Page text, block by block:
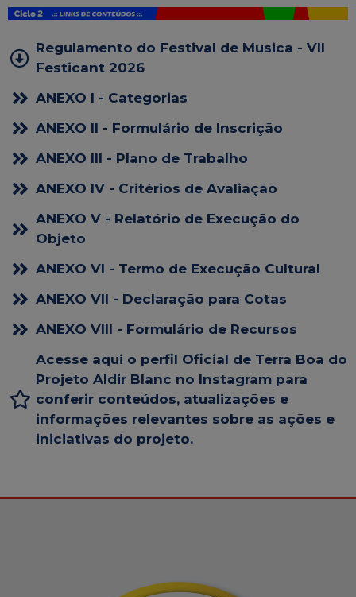
Regulamento do Festival de Musica - VII
Festicant 2026
ANEXO I - Categorias
ANEXO II - Formulário de Inscrição
ANEXO III - Plano de Trabalho
ANEXO IV - Critérios de Avaliação
ANEXO V - Relatório de Execução do
Objeto
ANEXO VI - Termo de Execução Cultural
ANEXO VII - Declaração para Cotas
ANEXO VIII - Formulário de Recursos
Acesse aqui o perfil Oficial de Terra Boa do
Projeto Aldir Blanc no Instagram para
conferir conteúdos, atualizações e
informações relevantes sobre as ações e
iniciativas do projeto.